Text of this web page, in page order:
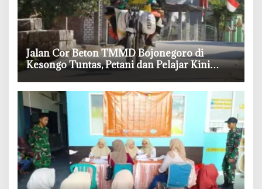
‎Jalan Cor Beton TMMD Bojonegoro di
Kesongo Tuntas, Petani dan Pelajar Kini